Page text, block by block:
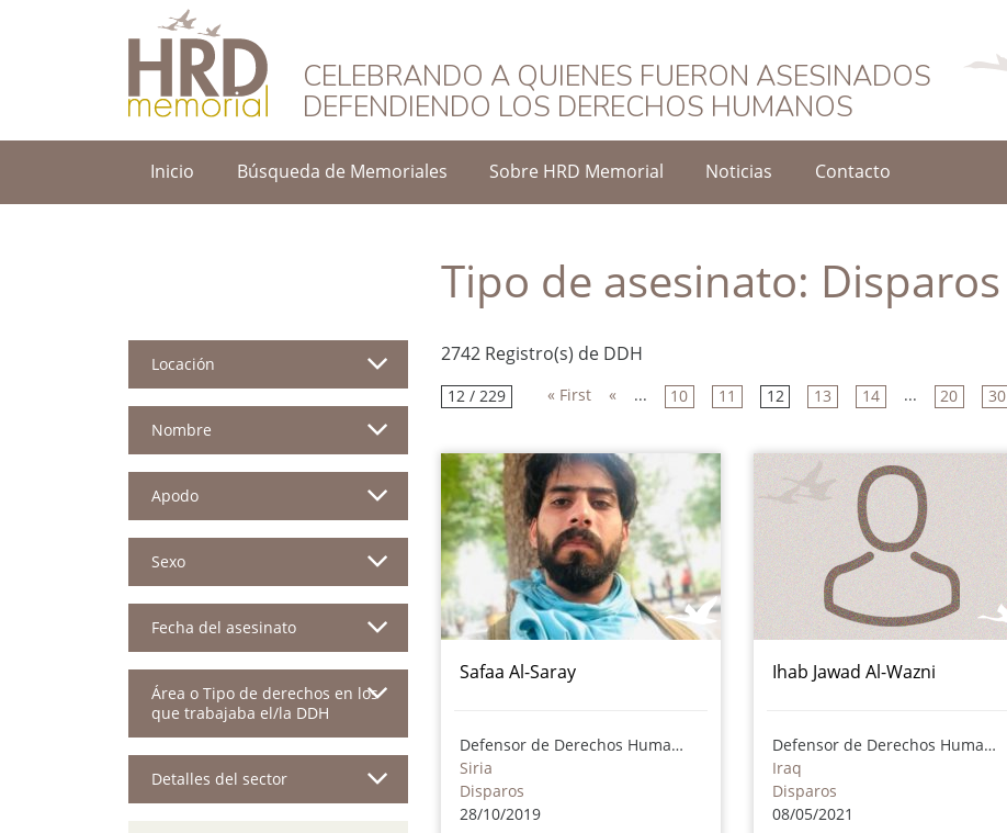
HRD Memorial – Español
CELEBRANDO A QUIENES FUERON ASESINADOS
DEFENDIENDO LOS DERECHOS HUMANOS
Inicio Búsqueda de Memoriales Sobre HRD Memorial Noticias Contacto
Tipo de asesinato: Disparos
Locación
Nombre
Apodo
Sexo
Fecha del asesinato
Área o Tipo de derechos en los
que trabajaba el/la DDH
Detalles del sector
2742 Registro(s) de DDH
12 / 229 « First « ... 10 11 12 13 14 ... 20 30
Safaa Al-Saray
Defensor de Derechos Humanos
Siria
Disparos
28/10/2019
Ihab Jawad Al-Wazni
Defensor de Derechos Humanos
Iraq
Disparos
08/05/2021